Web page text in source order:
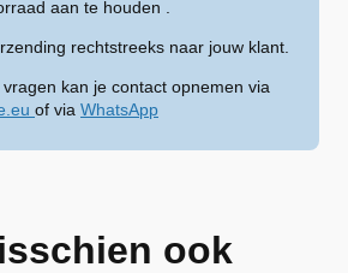
aan te houden .
rechtstreeks naar jouw klant.
kan je contact opnemen via
of via WhatsApp
ook